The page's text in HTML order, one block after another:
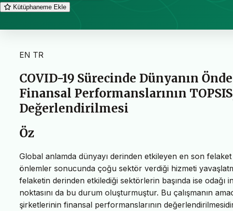
Kütüphaneme Ekle
EN TR
COVID-19 Sürecinde Dünyanın
Finansal Performanslarının
Değerlendirilmesi
Öz
Global anlamda dünyayı derinden etkileyen en son
önlemler sonucunda çoğu sektör verdiği hizmeti
felaketin derinden etkilediği sektörlerin başında ise odağı
noktasını da bu durum oluşturmuştur. Bu çalışmanın
şirketlerinin finansal performanslarının